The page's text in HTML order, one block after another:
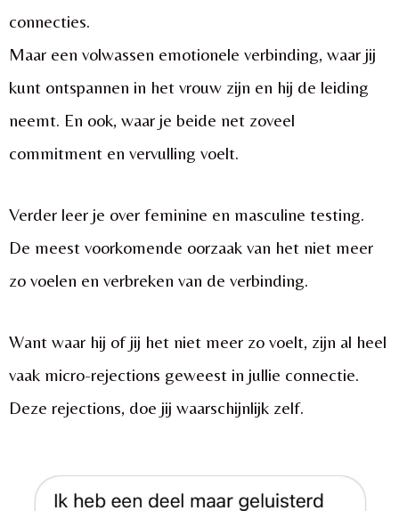
connecties.
Maar een volwassen emotionele verbinding, waar jij
kunt ontspannen in het vrouw zijn en hij de leiding
neemt. En ook, waar je beide net zoveel
commitment en vervulling voelt.
Verder leer je over feminine en masculine testing.
De meest voorkomende oorzaak van het niet meer
zo voelen en verbreken van de verbinding.
Want waar hij of jij het niet meer zo voelt, zijn al heel
vaak micro-rejections geweest in jullie connectie.
Deze rejections, doe jij waarschijnlijk zelf.